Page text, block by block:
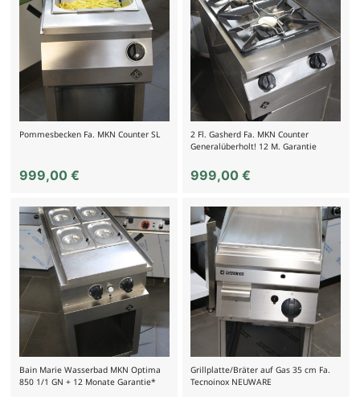
Pommesbecken Fa. MKN Counter SL
999,00 €
2 Fl. Gasherd Fa. MKN Counter
Generalüberholt! 12 M. Garantie
999,00€
Bain Marie Wasserbad MKN Optima
850 1/1 GN + 12 Monate Garantie*
Grillplatte/Bräter auf Gas 35 cm Fa.
Tecnoinox NEUWARE